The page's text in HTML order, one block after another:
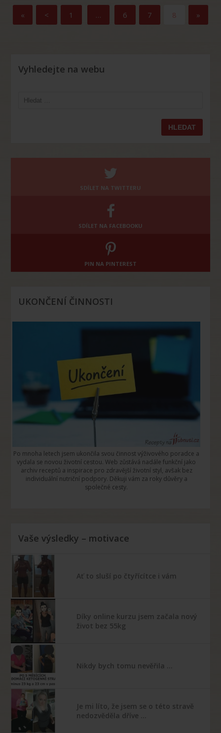
« < 1 … 6 7 8 »
Vyhledejte na webu
Vyhledávání
SDÍLET NA TWITTERU
SDÍLET NA FACEBOOKU
PIN NA PINTEREST
UKONČENÍ ČINNOSTI
Po mnoha letech jsem ukončila svou činnost výživového poradce a
vydala se novou životní cestou. Web zůstává nadále funkční jako
archiv receptů a inspirace pro zdravější životní styl, avšak bez
individuální nutriční podpory. Děkuji vám za roky důvěry a
společné cesty.
Vaše výsledky – motivace
Ať to sluší po čtyřícítce i vám
Díky online kurzu jsem začala nový
život bez 55kg
Nikdy bych tomu nevěřila …
Je mi líto, že jsem se o této stravě
nedozvěděla dříve …